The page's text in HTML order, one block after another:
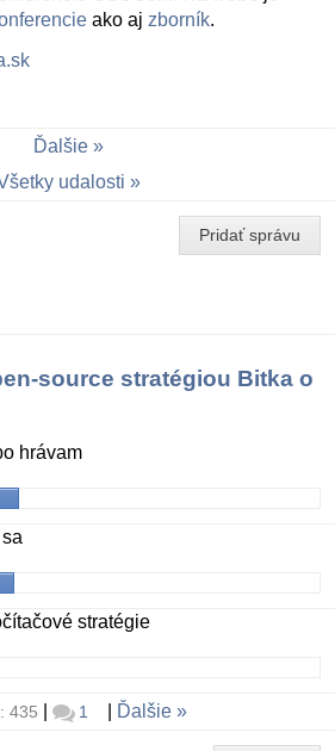
ako aj zborník.
Ďalšie
udalosti
Pridať správu
source stratégiou Bitka o
hrávam
stratégie
435 1 Ďalšie